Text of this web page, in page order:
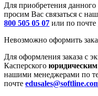
Для приобретения данного
просим Вас связаться с
800 505 05 07 или по почте
Невозможно оформить
Для оформления заказа с
Касперского
нашими менеджерами по
почте